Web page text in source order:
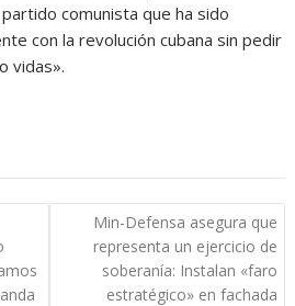
comunista que ha sido
con la revolución cubana sin pedir
vidas».
Min-Defensa asegura que
representa un ejercicio de
soberanía: Instalan «faro
estratégico» en fachada